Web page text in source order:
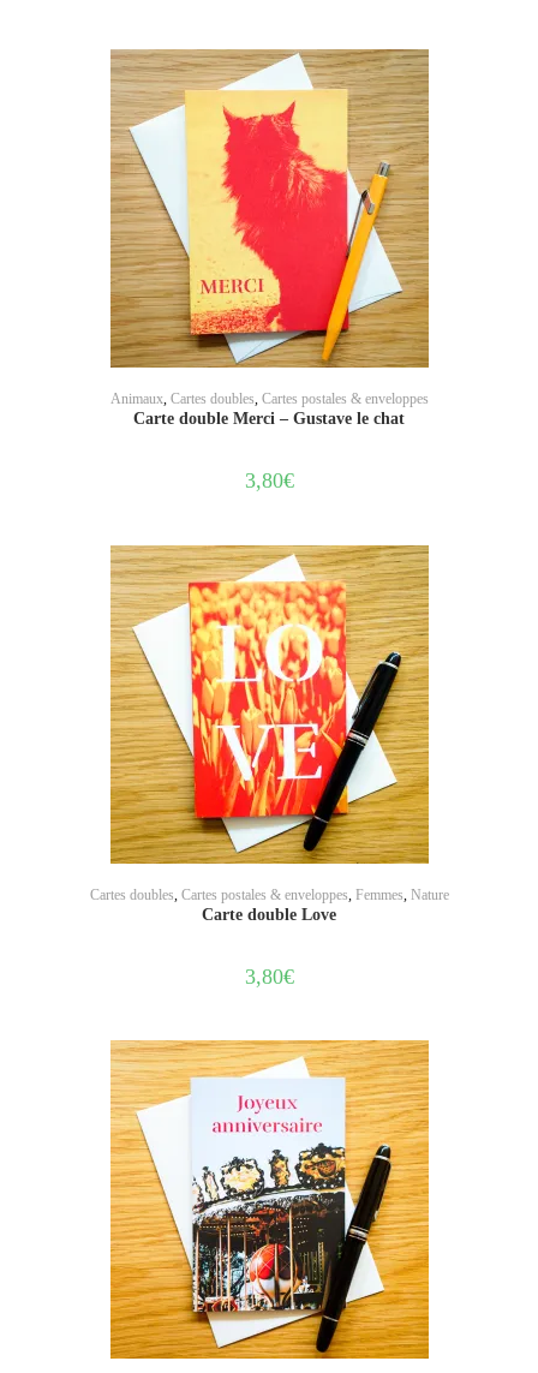
AJOUTER AU PANIER
Animaux, Cartes doubles, Cartes postales & enveloppes
Carte double Merci – Gustave le chat
3,80€
AJOUTER AU PANIER
Cartes doubles Cartes postales & enveloppes Femmes Nature
Carte double Love
3,80€